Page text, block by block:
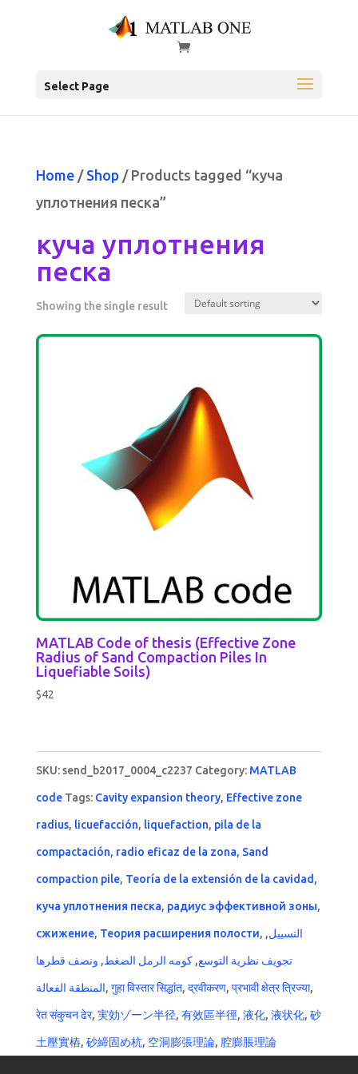
Select Page
Home/ Shop/ Products tagged “куча
уплотнения песка”
куча уплотнения
песка
Showing the single result
MATLAB Code of thesis (Effective Zone
Radius of Sand Compaction Piles In
Liquefiable Soils)
$42
SKU:send_b2017_0004_c2237 Category: MATLAB
code Tags: Cavity expansion theory, Effective zone
radius, licuefacción, liquefaction, pila de la
compactación, radio eficaz de la zona, Sand
compaction pile, Teoría de la extensión de la cavidad ,
куча уплотнения песка, радиус эффективной зоны,
сжижение, Теория расширения полости, التسييل,
تجويف نظرية التوسع,كومه الرمل الضغط, ونصف قطرها
المنطقة الفعالة, गुहा विस्तार सिद्धांत, द्रवीकरण, प्रभावी क्षेत्र त्रिज्या,
रेत संकुचन ढेर, 実効ゾーン半径, 有效區半徑, 液化, 液状化, 砂
土壓實樁, 砂締固め杭, 空洞膨張理論, 腔膨脹理論